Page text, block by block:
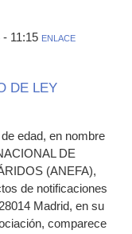
11:15 ENLACE
DE LEY
edad, en nombre
DE
(ANEFA),
de notificaciones
Madrid, en su
comparece